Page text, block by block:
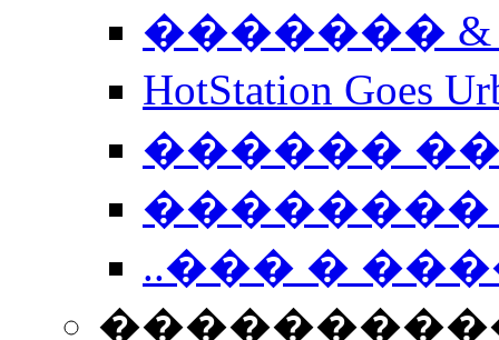
�������
HotStation
������
��������
..��� �
����������